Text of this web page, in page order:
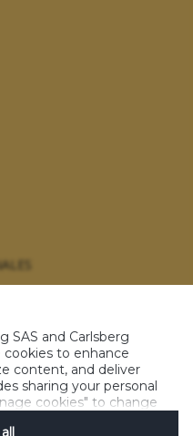
données personnelles
jeux concours
All rights reserved 2021
SAS and Carlsberg
to enhance
content, and deliver
sharing your personal
cookies" to change